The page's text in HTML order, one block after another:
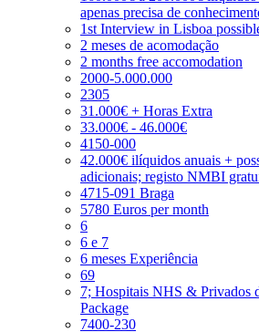
apenas precisa de
1st Interview in Lisboa
2 meses de acomodação
2 months free accomodation
2000-5.000.000
2305
31.000€ + Horas Extra
33.000€ - 46.000€
4150-000
42.000€ ilíquidos anuais +
adicionais; registo NMBI
4715-091 Braga
5780 Euros per month
6
6 e 7
6 meses Experiência
69
7; Hospitais NHS & Privados
Package
7400-230